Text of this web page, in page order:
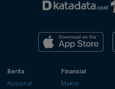
Berita
Nasional
Finansial
Makro